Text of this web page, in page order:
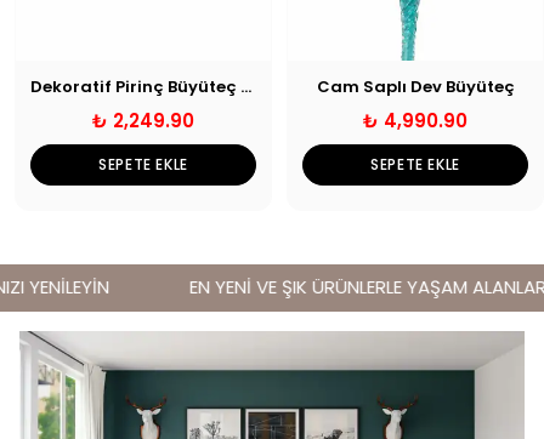
Dekoratif Pirinç Büyüteç 8x21 cm
₺ 2,249.90
SEPETE EKLE
Cam Saplı Dev Büyüteç
₺ 4,990.90
SEPETE EKLE
YENİLEYİN EN YENİ VE ŞIK ÜRÜNLERLE YAŞAM